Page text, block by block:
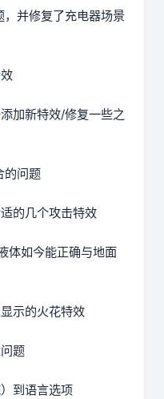
并修复了充电器场景
加新特效/修复一些之
的问题
的几个攻击特效
体如今能正确与地面
示的火花特效
题
到语言选项